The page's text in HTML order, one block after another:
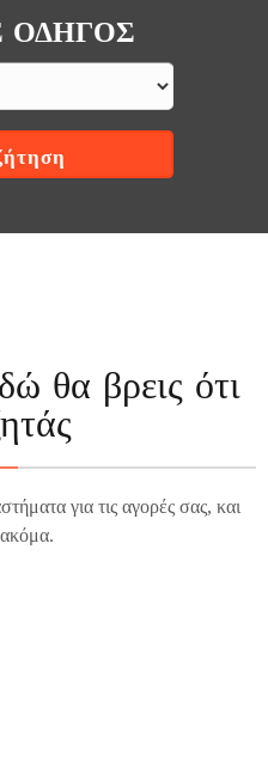
ΟΔΗΓΟΣ
θα βρεις ότι
για τις αγορές σας, και